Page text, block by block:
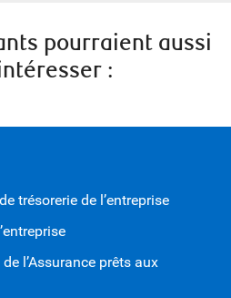
pourraient aussi
:
trésorerie de l’entreprise
l’Assurance prêts aux